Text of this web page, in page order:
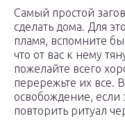
Самый простой
сделать дома. Для
пламя, вспомните
что от вас к нему
пожелайте всего
перережьте их все.
освобождение, если
повторить ритуал